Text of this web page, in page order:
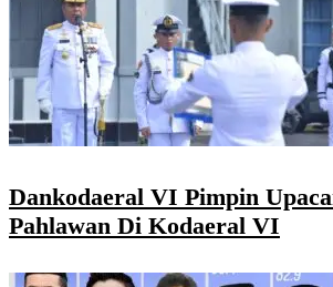
Dankodaeral VI Pimpin
Pahlawan Di Kodaeral VI